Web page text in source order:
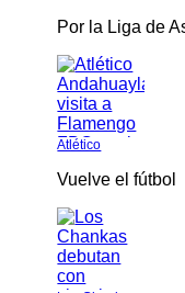
Por la Liga de
Atlético
Vuelve el fútbol